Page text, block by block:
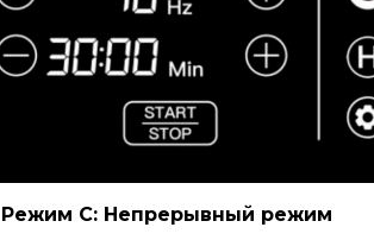
Режим C: Непрерывный режим